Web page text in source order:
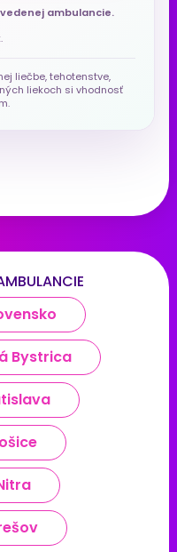
ambulancie.
liečbe, tehotenstve,
liekoch si vhodnosť
Bystrica